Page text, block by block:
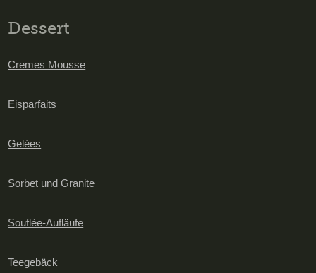
Dessert
Cremes Mousse
Eisparfaits
Gelées
Sorbet und Granite
Souflèe-Aufläufe
Teegebäck